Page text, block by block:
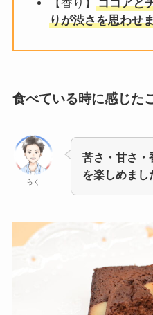
【香り】
ココアと
りが渋さを思わせ
食べている時に感じた
らく
苦さ・甘さ・
を楽しめまし